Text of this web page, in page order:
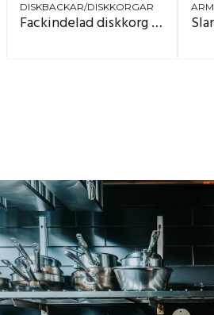
DISKBACKAR/DISKKORGAR
Fackindelad diskkorg för glas diameter max 87 mm